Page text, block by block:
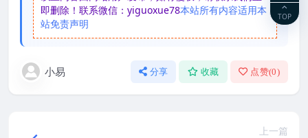
即删除！联系微信：yiguoxue78本站所有内容适用本
站免责声明
小易 分享 收藏 点赞(0)
上一篇
TOP